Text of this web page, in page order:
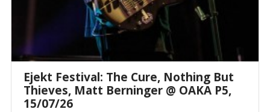
Ejekt Festival: The Cure, Nothing But
Thieves, Matt Berninger @ ΟΑΚΑ P5,
15/07/26